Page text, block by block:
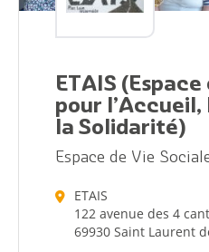
ETAIS
pour
la Solidarité)
Espace de Vie
ETAIS
122 avenue des 4
69930 Saint Laurent